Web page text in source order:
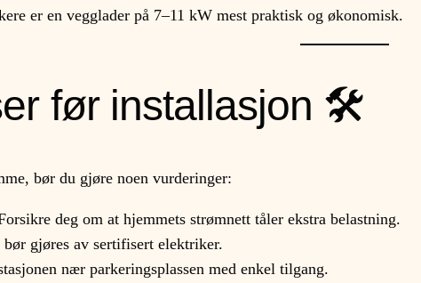
er en vegglader på 7–11 kW mest praktisk og økonomisk.
før installasjon 🛠️
bør du gjøre noen vurderinger:
deg om at hjemmets strømnett tåler ekstra belastning.
gjøres av sertifisert elektriker.
nær parkeringsplassen med enkel tilgang.